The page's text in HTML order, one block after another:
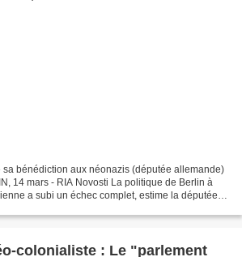
sa bénédiction aux néonazis (députée allemande)
14 mars - RIA Novosti La politique de Berlin à
a subi un échec complet, estime la députée
colonialiste : Le "parlement